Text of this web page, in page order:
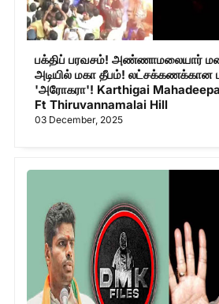
பக்திப் பரவசம்! அண்ணாமலையார்
அடியில் மகா தீபம்! லட்சக்கணக்கான
'அரோகரா'! Karthigai
Ft Thiruvannamalai Hill
03 December, 2025